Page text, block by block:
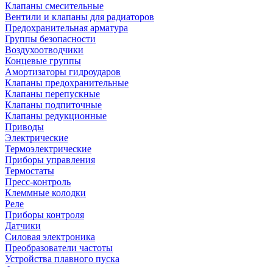
Клапаны смесительные
Вентили и клапаны для радиаторов
Предохранительная арматура
Группы безопасности
Воздухоотводчики
Концевые группы
Амортизаторы гидроударов
Клапаны предохранительные
Клапаны перепускные
Клапаны подпиточные
Клапаны редукционные
Приводы
Электрические
Термоэлектрические
Приборы управления
Термостаты
Пресс-контроль
Клеммные колодки
Реле
Приборы контроля
Датчики
Силовая электроника
Преобразователи частоты
Устройства плавного пуска